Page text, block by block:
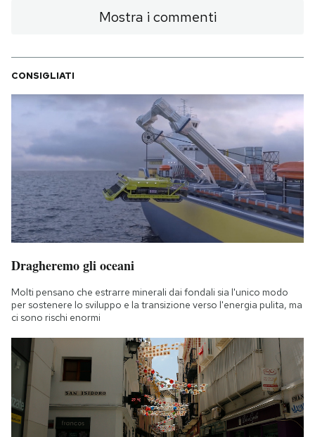
Mostra i commenti
CONSIGLIATI
Dragheremo gli oceani
Molti pensano che estrarre minerali dai fondali sia l'unico modo
per sostenere lo sviluppo e la transizione verso l'energia pulita, ma
ci sono rischi enormi